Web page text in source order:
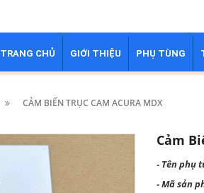
TRANG CHỦ GIỚI THIỆU PHỤ TÙNG
CẢM BIẾN TRỤC CAM ACURA MDX
Cảm
- Tên phụ
- Mã sản